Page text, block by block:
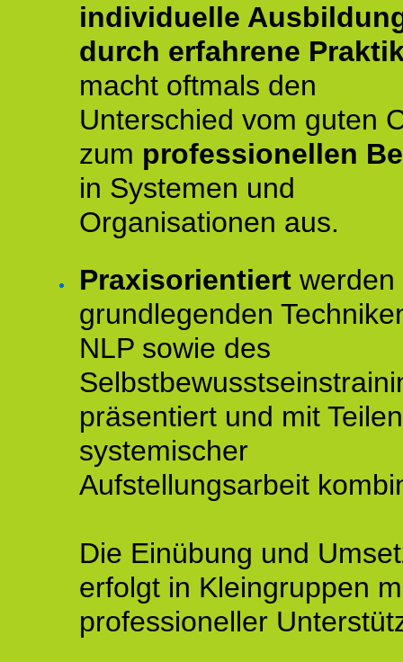
individuelle
durch erfahrene
macht oftmals den
Unterschied vom guten
zum professionellen
in Systemen und
Organisationen aus.
Praxisorientiert werden
grundlegenden
NLP sowie des
präsentiert und mit Teilen
systemischer
Aufstellungsarbeit
Die Einübung und
erfolgt in Kleingruppen
professioneller